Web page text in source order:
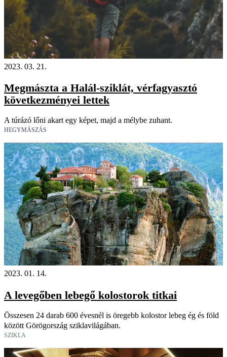
2023. 03. 21.
Megmászta a Halál-sziklát, vérfagyasztó
következményei lettek
A túrázó lőni akart egy képet, majd a mélybe zuhant.
HEGYMÁSZÁS
2023. 01. 14.
A levegőben lebegő kolostorok titkai
Összesen 24 darab 600 évesnél is öregebb kolostor lebeg ég és föld
között Görögország sziklavilágában.
SZIKLA